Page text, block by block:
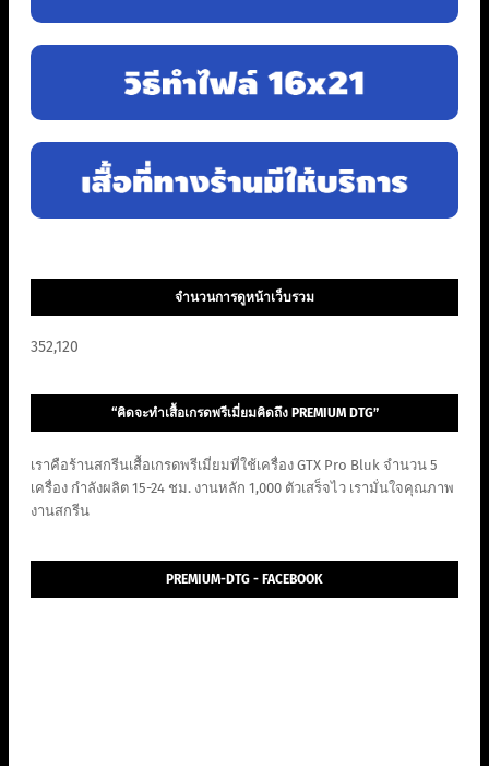
จำนวนการดูหน้าเว็บรวม
352,120
“คิดจะทำเสื้อเกรดพรีเมี่ยมคิดถึง PREMIUM DTG”
เราคือร้านสกรีนเสื้อเกรดพรีเมี่ยมที่ใช้เครื่อง GTX Pro Bluk จำนวน 5
เครื่อง กำลังผลิต 15-24 ชม. งานหลัก 1,000 ตัวเสร็จไว เรามั่นใจคุณภาพ
งานสกรีน
PREMIUM-DTG - FACEBOOK